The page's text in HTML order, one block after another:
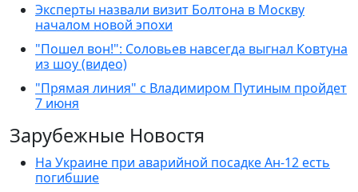
Эксперты назвали визит Болтона в Москву
началом новой эпохи
"Пошел вон!": Соловьев навсегда выгнал Ковтуна
из шоу (видео)
"Прямая линия" с Владимиром Путиным пройдет
7 июня
Зарубежные Новостя
На Украине при аварийной посадке Ан-12 есть
погибшие